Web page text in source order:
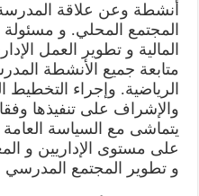
أنشطة وعن علاقة
المجتمع المحلي. و مسئولة
المالية و تطوير العمل
متابعة جميع الأنشطة
الرياضية. وإجراء التخطيط
والإشراف على تنفيذها
يتماشى مع السياسة العامة
على مستوى الإداريين و
و تطوير المجتمع المدرسي